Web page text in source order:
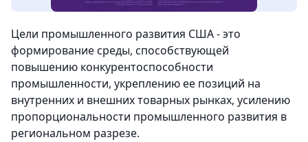
Цели промышленного развития США - это
формирование среды, способствующей
повышению конкурентоспособности
промышленности, укреплению ее позиций на
внутренних и внешних товарных рынках, усилению
пропорциональности промышленного развития в
региональном разрезе.